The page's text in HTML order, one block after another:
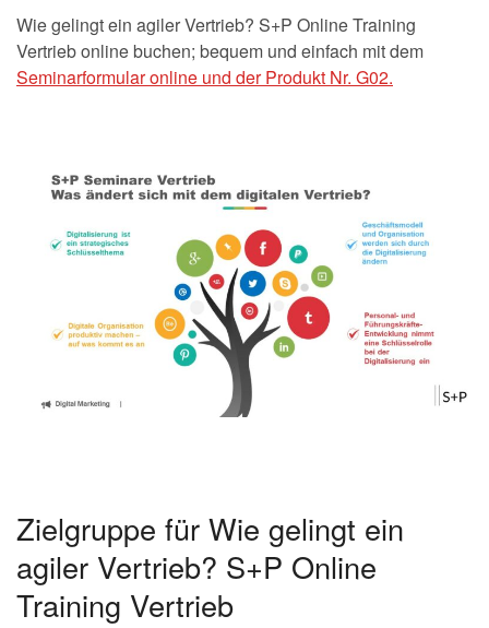
Wie gelingt ein agiler Vertrieb? S+P Online Training
Vertrieb online buchen; bequem und einfach mit dem
Seminarformular online und der Produkt Nr. G02.
Zielgruppe für Wie gelingt ein
agiler Vertrieb? S+P Online
Training Vertrieb